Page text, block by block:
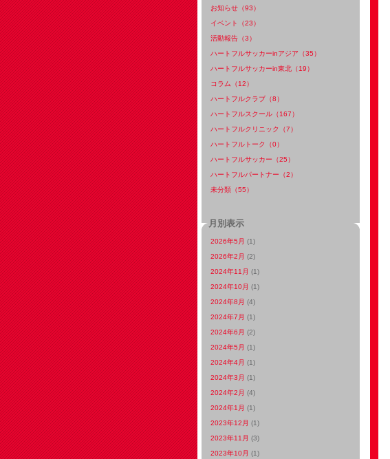
お知らせ（93）
イベント（23）
活動報告（3）
ハートフルサッカーinアジア（35）
ハートフルサッカーin東北（19）
コラム（12）
ハートフルクラブ（8）
ハートフルスクール（167）
ハートフルクリニック（7）
ハートフルトーク（0）
ハートフルサッカー（25）
ハートフルパートナー（2）
未分類（55）
月別表示
2026年5月 (1)
2026年2月 (2)
2024年11月 (1)
2024年10月 (1)
2024年8月 (4)
2024年7月 (1)
2024年6月 (2)
2024年5月 (1)
2024年4月 (1)
2024年3月 (1)
2024年2月 (4)
2024年1月 (1)
2023年12月 (1)
2023年11月 (3)
2023年10月 (1)